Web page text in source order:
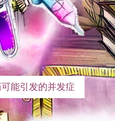
能引发的并发症